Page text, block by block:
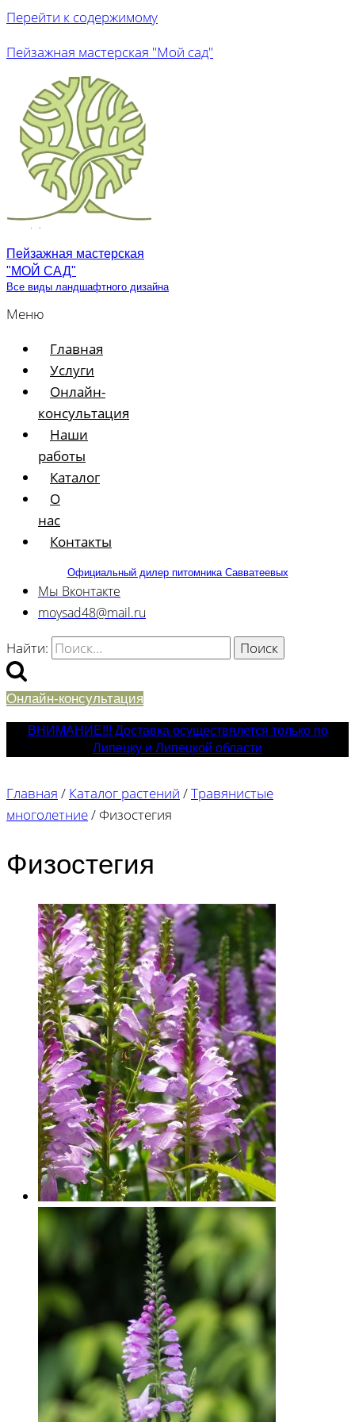
Перейти к содержимому
Пейзажная мастерская "Мой сад"
Пейзажная мастерская
"МОЙ САД"
Все виды ландшафтного дизайна
Меню
Главная
Услуги
Онлайн-
консультация
Наши
работы
Каталог
О
нас
Контакты
Официальный дилер питомника Савватеевых
Мы Вконтакте
moysad48@mail.ru
Найти:
Онлайн-консультация
ВНИМАНИЕ!!! Доставка осуществялется только по
Липецку и Липецкой области
Главная / Каталог растений /Травянистые
многолетние/ Физостегия
Физостегия